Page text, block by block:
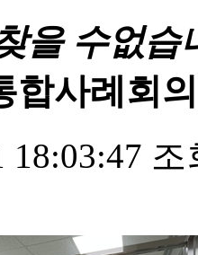
을 수없습
합사례회
18:03:47 조